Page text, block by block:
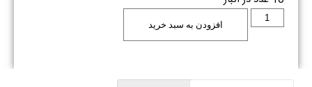
افزودن به سبد خرید